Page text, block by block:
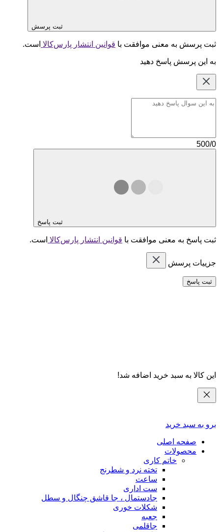
ثبت پرسش
ثبت پرسش به معنی موافقت با قوانین انتشار پارس‌کالا است.
به این پرسش پاسخ دهید
500/0
ثبت پاسخ
ثبت پاسخ به معنی موافقت با قوانین انتشار پارس‌کالا است.
جزییات پرسش
ثبت پاسخ
این کالا به سبد خرید اضافه شد!
برو به سبد خرید
صفحه اصلی
محصولات
خاتم کاری
تخته نرد و شطرنج
ساعت
ست اداری
جادستمال ، جا قاشق چنگال و سطل
شکلات خوری
جعبه
جاقلمی